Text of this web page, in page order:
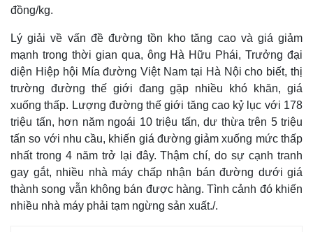
đồng/kg.
Lý giải về vấn đề đường tồn kho tăng cao và giá giảm
mạnh trong thời gian qua, ông Hà Hữu Phái, Trưởng đại
diện Hiệp hội Mía đường Việt Nam tại Hà Nội cho biết, thị
trường đường thế giới đang gặp nhiều khó khăn, giá
xuống thấp. Lượng đường thế giới tăng cao kỷ lục với 178
triệu tấn, hơn năm ngoái 10 triệu tấn, dư thừa trên 5 triệu
tấn so với nhu cầu, khiến giá đường giảm xuống mức thấp
nhất trong 4 năm trở lại đây. Thậm chí, do sự cạnh tranh
gay gắt, nhiều nhà máy chấp nhận bán đường dưới giá
thành song vẫn không bán được hàng. Tình cảnh đó khiến
nhiều nhà máy phải tạm ngừng sản xuất./.